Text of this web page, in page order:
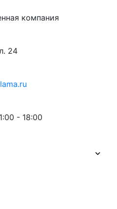
компания
24
- 18:00